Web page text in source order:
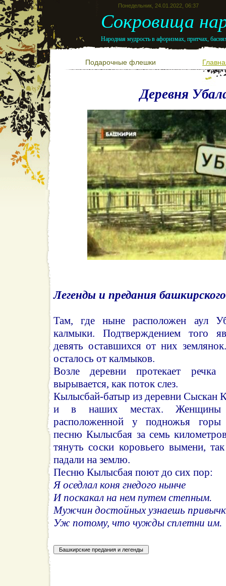
Понедельник, 24.01.2022, 06:37
Сокровища
Народная мудрость в афоризмах, притчах,
Подарочные флешки
Деревня
Легенды и предания
Там, где ныне расположен аул
калмыки. Подтверждением того
девять оставшихся от них
осталось от калмыков.
Возле деревни протекает
вырывается, как поток слез.
Кылысбай-батыр из деревни Сыскан
и в наших местах. Женщины
расположенной у подножья
песню Кылысбая за семь
тянуть соски коровьего вымени,
падали на землю.
Песню Кылысбая поют до сих пор:
Я оседлал коня гнедого нынче
И поскакал на нем путем степным.
Мужчин достойных узнаешь
Уж потому, что чужды сплетни им.